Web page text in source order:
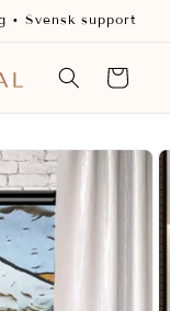
• Svensk support
Varukorg